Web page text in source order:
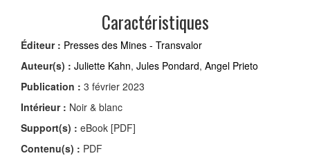
Caractéristiques
Éditeur : Presses des Mines - Transvalor
Auteur(s) : Juliette Kahn, Jules Pondard, Angel Prieto
Publication : 3 février 2023
Intérieur : Noir & blanc
Support(s) : eBook [PDF]
Contenu(s) : PDF